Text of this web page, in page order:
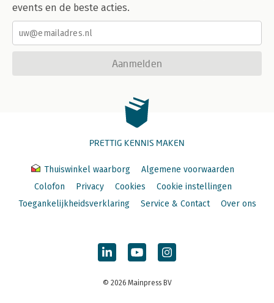
events en de beste acties.
Aanmelden
PRETTIG KENNIS MAKEN
Thuiswinkel waarborg
Algemene voorwaarden
Colofon
Privacy Cookies
Cookie instellingen
Toegankelijkheidsverklaring
Service & Contact Over ons
© 2026 Mainpress BV